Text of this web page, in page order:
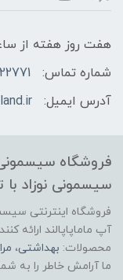
هفت روز هفته از ساعت 9 تا 21 پاسخگوی
شماره تماس:
آدرس ایمیل:
فروشگاه سیسمونی
سیسمونی نوزاد
فروشگاه اینترنتی
آپ ماماپاپالند ارائه
محصولات: بهداشتی،
ما آرامش خاطر را به